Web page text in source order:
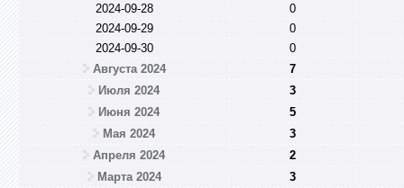
2024-09-28
0
2024-09-29
0
2024-09-30
0
Августа 2024
7
Июля 2024
3
Июня 2024
5
Мая 2024
3
Апреля 2024
2
Марта 2024
3